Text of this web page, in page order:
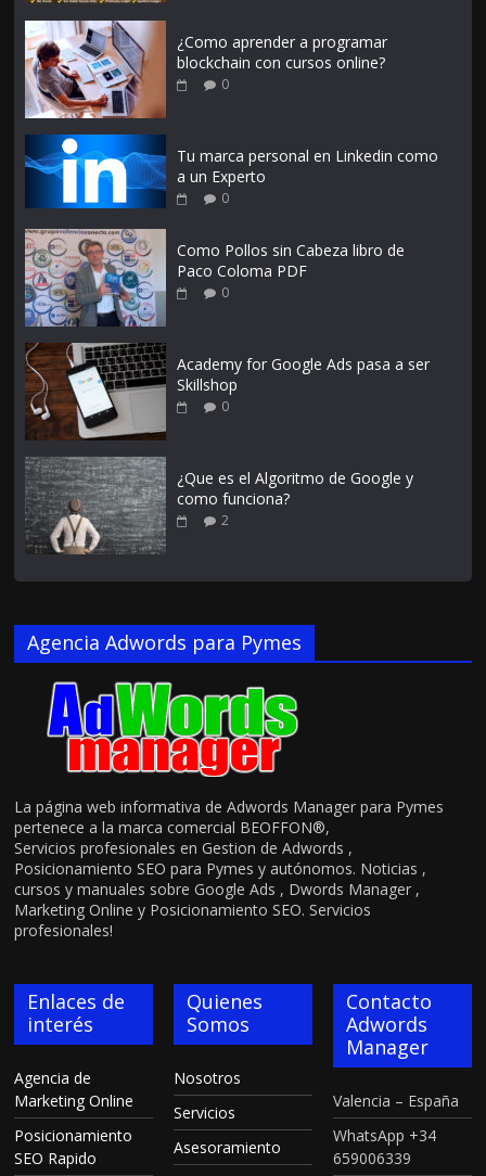
¿Como aprender a programar
blockchain con cursos online?
0
Tu marca personal en Linkedin como
a un Experto
0
Como Pollos sin Cabeza libro de
Paco Coloma PDF
0
Academy for Google Ads pasa a ser
Skillshop
0
¿Que es el Algoritmo de Google y
como funciona?
2
Agencia Adwords para Pymes
La página web informativa de Adwords Manager para Pymes
pertenece a la marca comercial BEOFFON®,
Servicios profesionales en Gestion de Adwords ,
Posicionamiento SEO para Pymes y autónomos. Noticias ,
cursos y manuales sobre Google Ads , Dwords Manager ,
Marketing Online y Posicionamiento SEO. Servicios
profesionales!
Enlaces de
interés
Agencia de
Marketing Online
Posicionamiento
SEO Rapido
Quienes
Somos
Nosotros
Servicios
Asesoramiento
Contacto
Adwords
Manager
Valencia – España
WhatsApp +34
659006339